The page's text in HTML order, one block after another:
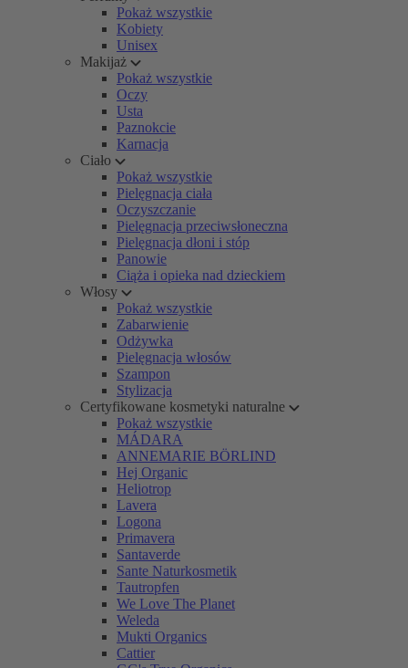
Pokaż wszystkie
Kobiety
Unisex
Makijaż
Pokaż wszystkie
Oczy
Usta
Paznokcie
Karnacja
Ciało
Pokaż wszystkie
Pielęgnacja ciała
Oczyszczanie
Pielęgnacja przeciwsłoneczna
Pielęgnacja dłoni i stóp
Panowie
Ciąża i opieka nad dzieckiem
Włosy
Pokaż wszystkie
Zabarwienie
Odżywka
Pielęgnacja włosów
Szampon
Stylizacja
Certyfikowane kosmetyki naturalne
Pokaż wszystkie
MÁDARA
ANNEMARIE BÖRLIND
Hej Organic
Heliotrop
Lavera
Logona
Primavera
Santaverde
Sante Naturkosmetik
Tautropfen
We Love The Planet
Weleda
Mukti Organics
Cattier